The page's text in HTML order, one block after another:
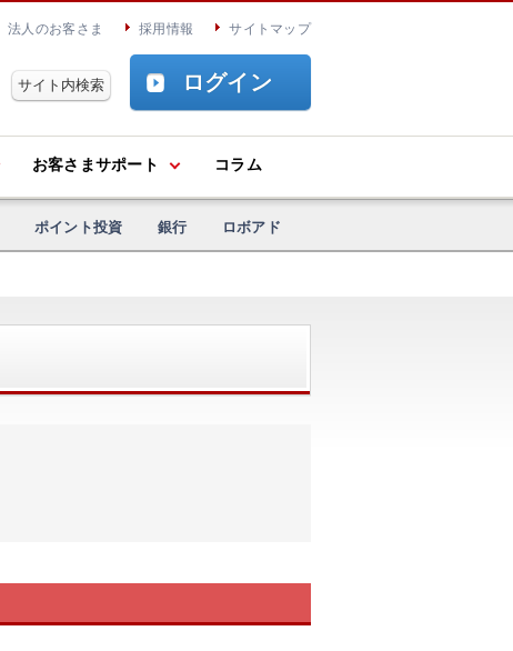
法人のお客さま 採用情報 サイトマップ
ログイン
お客さまサポート コラム
ポイント投資 銀行 ロボアド